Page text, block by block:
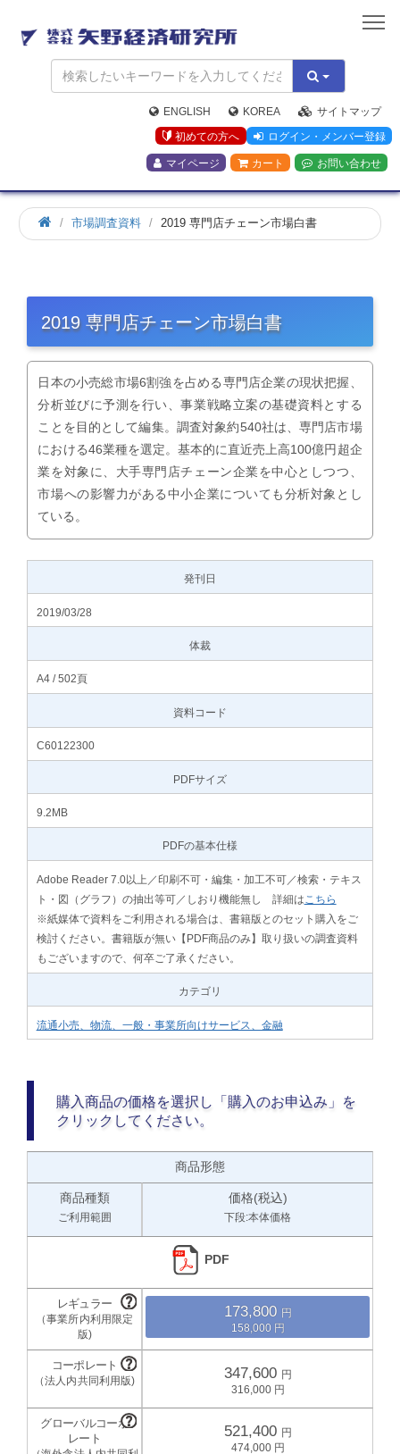
矢
野
経
済
研
究
所
ENGLISH KOREA
サイトマップ
初めての方へ
ログイン・メンバー登録
マイページ カート お問い合わせ
市場調査資料 2019 専門店チェーン市場白書
2019 専門店チェーン市場白書
日本の小売総市場6割強を占める専門店企業の現状把握、
分析並びに予測を行い、事業戦略立案の基礎資料とする
ことを目的として編集。調査対象約540社は、専門店市場
における46業種を選定。基本的に直近売上高100億円超企
業を対象に、大手専門店チェーン企業を中心としつつ、
市場への影響力がある中小企業についても分析対象とし
ている。
発刊日
2019/03/28
体裁
A4 / 502頁
資料コード
C60122300
PDFサイズ
9.2MB
PDFの基本仕様
Adobe Reader 7.0以上／印刷不可・編集・加工不可／検索・テキス
ト・図（グラフ）の抽出等可／しおり機能無し 詳細は こちら
※紙媒体で資料をご利用される場合は、書籍版とのセット購入をご
検討ください。書籍版が無い【PDF商品のみ】取り扱いの調査資料
もございますので、何卒ご了承ください。
カテゴリ
流通小売、物流、一般・事業所向けサービス、金融
購入商品の価格を選択し「購入のお申込み」を
クリックしてください。
商品形態
商品種類
ご利用範囲
価格(税込)
下段:本体価格
PDF
173,800
158,000
347,600
316,000
521,400
474,000